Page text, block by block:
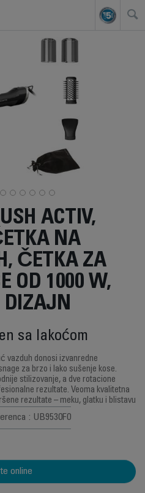
ACTIV,
NA
ČETKA ZA
OD 1000 W,
DIZAJN
sa lakoćom
vazduh donosi izvanredne
za brzo i lako sušenje kose.
stilizovanje, a dve rotacione
rezultate. Veoma kvalitetna
rezultate – meku, glatku i blistavu
: UB9530F0
online